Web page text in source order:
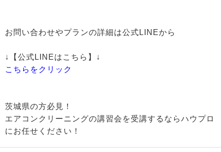
お問い合わせやプランの詳細は公式LINEから
↓【公式LINEはこちら】↓
こちらをクリック
茨城県の方必見！
エアコンクリーニングの講習会を受講するならハウプロ
にお任せください！